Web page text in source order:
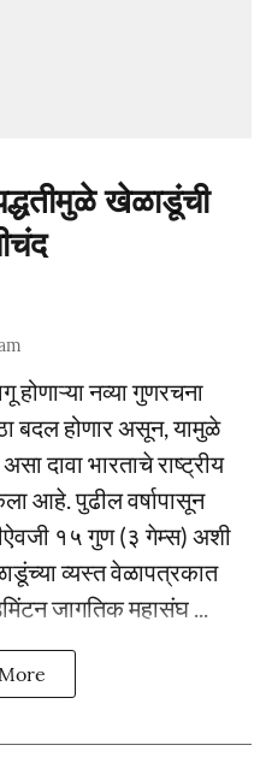
खेळाडूंची
होणाऱ्या नव्या गुणरचना
बदल होणार असून, यामुळे
दावा भारताचे राष्ट्रीय
आहे. पुढील वर्षापासून
१५ गुण (३ गेम्स) अशी
व्यस्त वेळापत्रकात
जागतिक महासंघ ...